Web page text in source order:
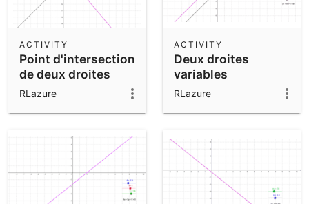
Point d'intersection
de deux droites
ACTIVITY
RLazure
Deux droites
variables
ACTIVITY
RLazure